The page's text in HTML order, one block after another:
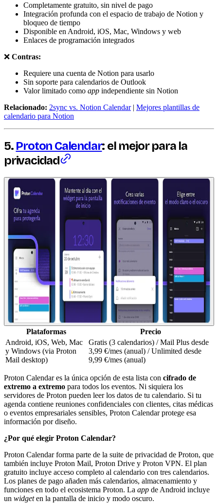
Completamente gratuito, sin nivel de pago
Integración profunda con el espacio de trabajo de Notion y
bloqueo de tiempo
Disponible en Android, iOS, Mac, Windows y web
Enlaces de programación integrados
❌ Contras:
Requiere una cuenta de Notion para usarlo
Sin soporte para calendarios de Outlook
Valor limitado como app independiente sin Notion
Relacionado: 2sync vs. Notion Calendar| Mejores plantillas de
calendario para Notion
5. Proton Calendar: el mejor para la
privacidad
Plataformas
Precio
Android, iOS, Web, Mac
y Windows (via Proton
Mail desktop)
Gratis (3 calendarios) / Mail Plus desde
3,99 €/mes (anual) / Unlimited desde
9,99 €/mes (anual)
Proton Calendar es la única opción de esta lista con cifrado de
extremo a extremo para todos los eventos. Ni siquiera los
servidores de Proton pueden leer los datos de tu calendario. Si tu
agenda contiene reuniones confidenciales con clientes, citas médicas
o eventos empresariales sensibles, Proton Calendar protege esa
información por diseño.
¿Por qué elegir Proton Calendar?
Proton Calendar forma parte de la suite de privacidad de Proton, que
también incluye Proton Mail, Proton Drive y Proton VPN. El plan
gratuito incluye acceso completo al calendario con tres calendarios.
Los planes de pago añaden más calendarios, almacenamiento y
funciones en todo el ecosistema Proton. La app de Android incluye
un widgeten la pantalla de inicio y modo oscuro.